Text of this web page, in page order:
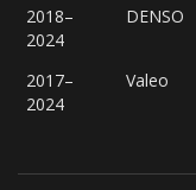
2018–
2024
DENSO
2017–
2024
Valeo